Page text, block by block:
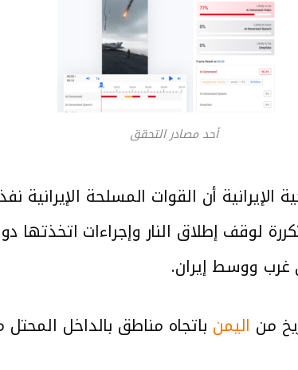
أحد مصادر التحقق
لوقف إطلاق النار وإجراءات اتخذتها
غرب ووسط إيران.
من اليمن باتجاه مناطق بالداخل